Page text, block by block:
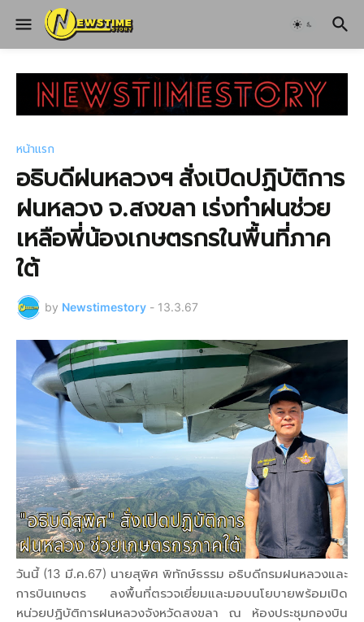
หน้าแรก
อธิบดีฝนหลวงฯ สั่งเปิดปฏิบัติการ
ฝนหลวง จ.สงขลา เร่งทำฝนช่วย
เหลือพี่น้องเกษตรกรในพื้นที่ภาค
ใต้
by Newstimestory - 13.3.67
วันนี้ (13 มี.ค.67) นายสุพิศ พิทักษ์ธรรม อธิบดีกรมฝนหลวงและ
การบินเกษตร ลงพื้นที่ตรวจเยี่ยมและมอบนโยบายพร้อมเปิด
หน่วยปฏิบัติการฝนหลวงจังหวัดสงขลา ณ ห้องประชุมกองบิน